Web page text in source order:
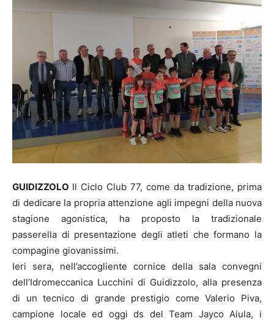
GUIDIZZOLO Il Ciclo Club 77, come da tradizione, prima
di dedicare la propria attenzione agli impegni della nuova
stagione agonistica, ha proposto la tradizionale
passerella di presentazione degli atleti che formano la
compagine giovanissimi.
Ieri sera, nell’accogliente cornice della sala convegni
dell’Idromeccanica Lucchini di Guidizzolo, alla presenza
di un tecnico di grande prestigio come Valerio Piva,
campione locale ed oggi ds del Team Jayco Aiula, i